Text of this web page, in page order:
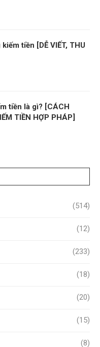
tiền [DỄ VIẾT, THU
tiền là gì? [CÁCH
TIỀN HỢP PHÁP]
(514)
(12)
(233)
(18)
(20)
(15)
(8)